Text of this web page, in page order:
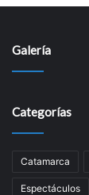
Galería
Categorías
Catamarca
Espectáculos